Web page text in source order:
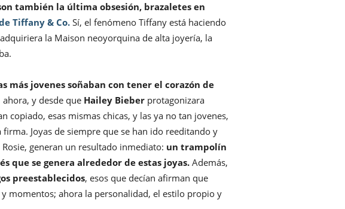
también la última obsesión, brazaletes en
Tiffany & Co. Sí, el fenómeno Tiffany está haciendo
la Maison neoyorquina de alta joyería, la
más jovenes soñaban con tener el corazón de
y desde que Hailey Bieber protagonizara
copiado, esas mismas chicas, y las ya no tan jovenes,
Joyas de siempre que se han ido reeditando y
generan un resultado inmediato: un trampolín
que se genera alrededor de estas joyas.Además,
preestablecidos, esos que decían afirman que
momentos; ahora la personalidad, el estilo propio y